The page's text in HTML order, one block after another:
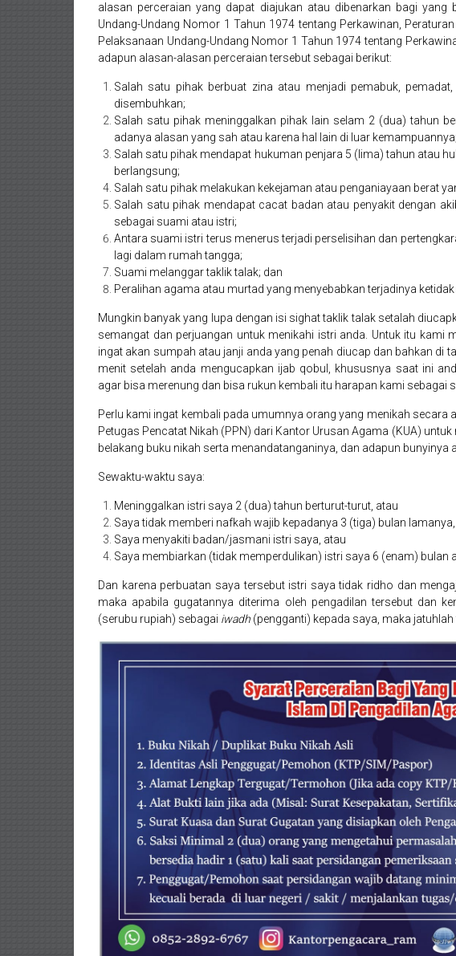
Daerah
Istimewa
Yogyakarta,
Makassar,
Denpasar,
Salatiga,
Ungaran,
Pontianak,
Bandung,
Kendari,
Riau,
Pekanbaru,
Bengkulu,
Mukomuko,
Gunung
Kidul,
Kulon
Progo,
Balikpapan,
Jakarta
Pusat,
Tanggerang,
Purwokerto,
Kebumen,
Tasikmalaya,
Purwodadi,
Wonogiri,
Pacitan,
Palembang,
alasan perceraian yang dapat diajukan atau dibenarkan bagi yang
Undang-Undang Nomor 1 Tahun 1974 tentang Perkawinan,
Pelaksanaan Undang-Undang Nomor 1 Tahun 1974 tentang
adapun alasan-alasan perceraian tersebut sebagai berikut:
Salah satu pihak berbuat zina atau menjadi pemabuk,
disembuhkan;
Salah satu pihak meninggalkan pihak lain selam 2 (dua) tahun
adanya alasan yang sah atau karena hal lain di luar kemampuannya;
Salah satu pihak mendapat hukuman penjara 5 (lima) tahun atau
berlangsung;
Salah satu pihak melakukan kekejaman atau penganiayaan berat
Salah satu pihak mendapat cacat badan atau penyakit dengan
sebagai suami atau istri;
Antara suami istri terus menerus terjadi perselisihan dan
lagi dalam rumah tangga;
Suami melanggar taklik talak; dan
Peralihan agama atau murtad yang menyebabkan terjadinya
Mungkin banyak yang lupa dengan isi sighat taklik talak setalah
semangat dan perjuangan untuk menikahi istri anda. Untuk itu kami
ingat akan sumpah atau janji anda yang penah diucap dan bahkan di
menit setelah anda mengucapkan ijab qobul, khususnya saat ini
agar bisa merenung dan bisa rukun kembali itu harapan kami sebagai
Perlu kami ingat kembali pada umumnya orang yang menikah secara
Petugas Pencatat Nikah (PPN) dari Kantor Urusan Agama (KUA)
belakang buku nikah serta menandatanganinya, dan adapun bunyinya
Sewaktu-waktu saya:
Meninggalkan istri saya 2 (dua) tahun berturut-turut, atau
Saya tidak memberi nafkah wajib kepadanya 3 (tiga) bulan
Saya menyakiti badan/jasmani istri saya, atau
Saya membiarkan (tidak memperdulikan) istri saya 6 (enam) bulan
Dan karena perbuatan saya tersebut istri saya tidak ridho dan
maka apabila gugatannya diterima oleh pengadilan tersebut dan
(serubu rupiah) sebagai iwadh (pengganti) kepada saya, maka